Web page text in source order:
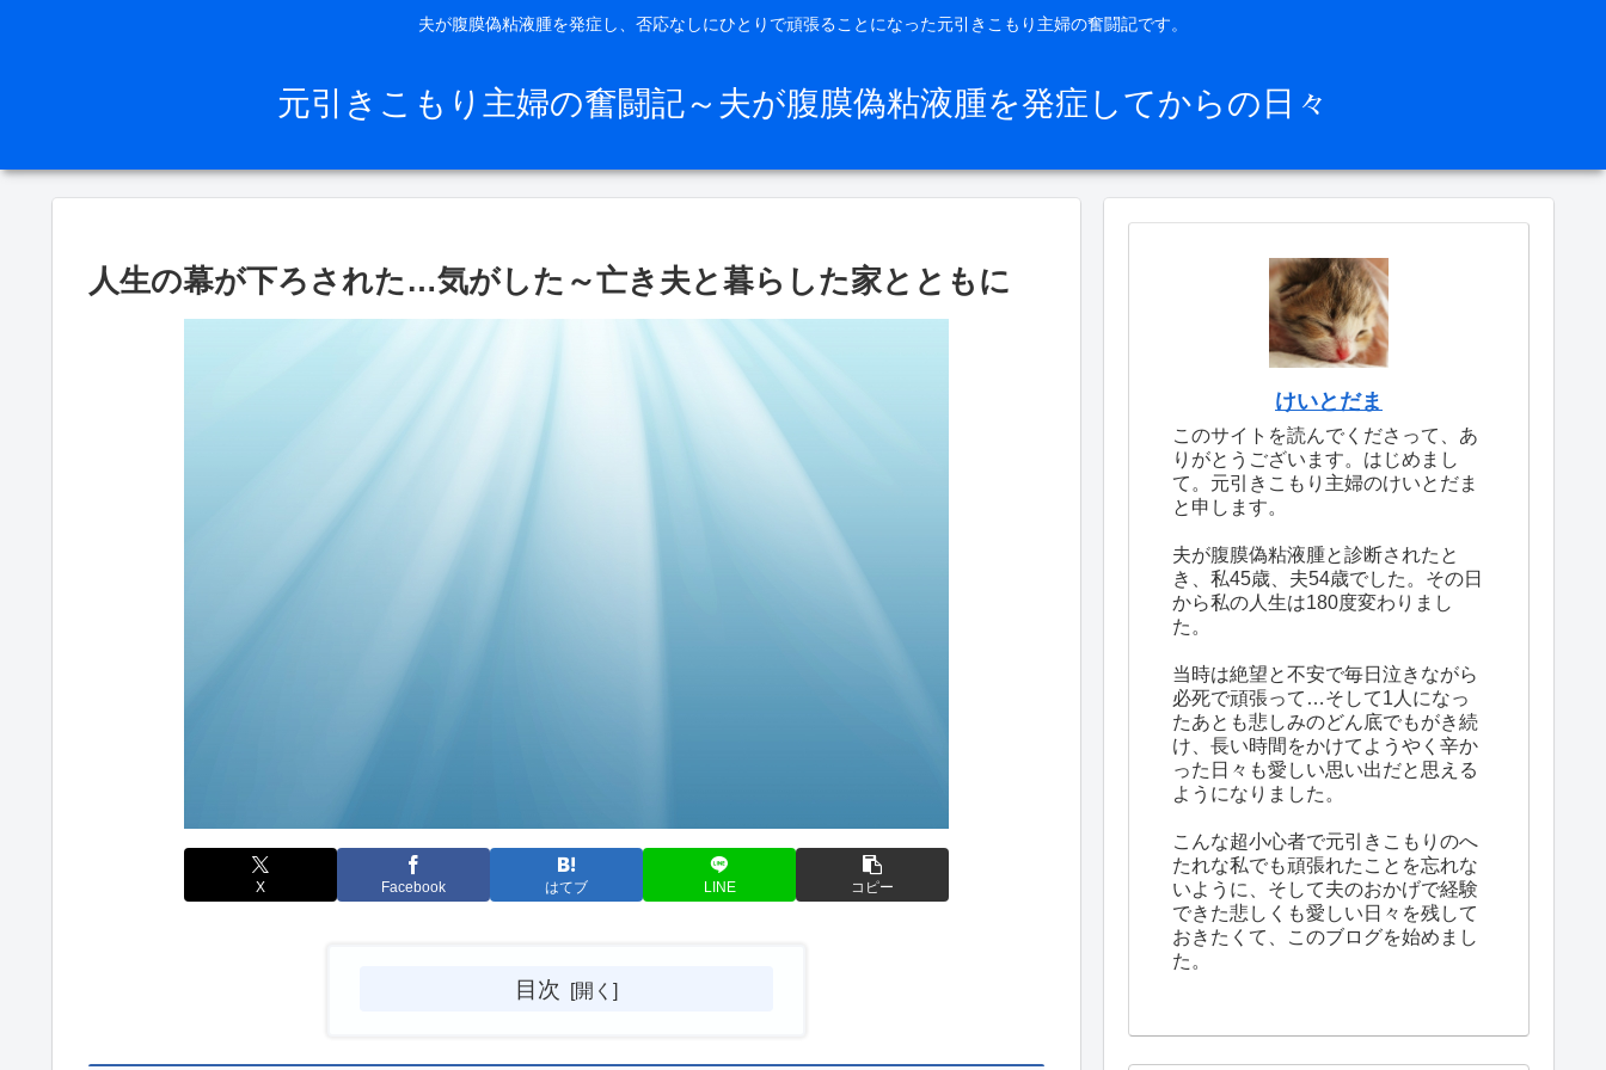
夫が腹膜偽粘液腫を発症し、否応なしにひとりで頑張ることになった元引きこもり主婦の奮闘記です。
元引きこもり主婦の奮闘記～夫が腹膜偽粘液腫を発症してからの日々
人生の幕が下ろされた…気がした～亡き夫と暮らした家とともに
X Facebook はてブ LINE コピー
目次
けいとだま
このサイトを読んでくださって、あ
りがとうございます。はじめまし
て。元引きこもり主婦のけいとだま
と申します。
夫が腹膜偽粘液腫と診断されたと
き、私45歳、夫54歳でした。その日
から私の人生は180度変わりまし
た。
当時は絶望と不安で毎日泣きながら
必死で頑張って…そして1人になっ
たあとも悲しみのどん底でもがき続
け、長い時間をかけてようやく辛か
った日々も愛しい思い出だと思える
ようになりました。
こんな超小心者で元引きこもりのへ
たれな私でも頑張れたことを忘れな
いように、そして夫のおかげで経験
できた悲しくも愛しい日々を残して
おきたくて、このブログを始めまし
た。